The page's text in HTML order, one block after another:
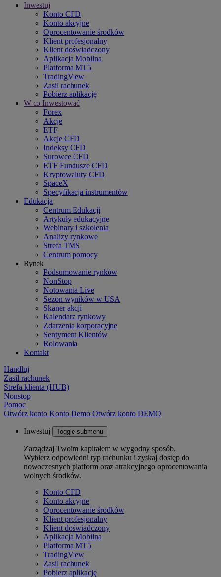
Inwestuj
Konto CFD
Konto akcyjne
Oprocentowanie środków
Klient profesjonalny
Klient doświadczony
Aplikacja Mobilna
Platforma MT5
TradingView
Zasil rachunek
Pobierz aplikację
W co Inwestować
Forex
Akcje
ETF
Akcje CFD
Indeksy CFD
Surowce CFD
ETF Fundusze CFD
Kryptowaluty CFD
SpaceX
Specyfikacja instrumentów
Edukacja
Centrum Edukacji
Artykuły edukacyjne
Webinary i szkolenia
Analizy rynkowe
Strefa TMS
Centrum pomocy
Rynek
Podsumowanie rynków
NonStop
Notowania Live
Sezon wyników w USA
Skaner akcji
Kalendarz rynkowy
Zdarzenia korporacyjne
Sentyment Klientów
Rolowania
Kontakt
Handluj
Zasil rachunek
Strefa klienta (HUB)
Nonstop
Pomoc
Otwórz konto Konto Demo Otwórz konto DEMO
Inwestuj Toggle submenu
Zarządzaj Twoim kapitałem w wygodny sposób.
Wybierz odpowiedni typ rachunku i zyskaj dostęp do
nowoczesnych platform oraz atrakcyjnego oprocentowania
wolnych środków.
Konto CFD
Konto akcyjne
Oprocentowanie środków
Klient profesjonalny
Klient doświadczony
Aplikacja Mobilna
Platforma MT5
TradingView
Zasil rachunek
Pobierz aplikację